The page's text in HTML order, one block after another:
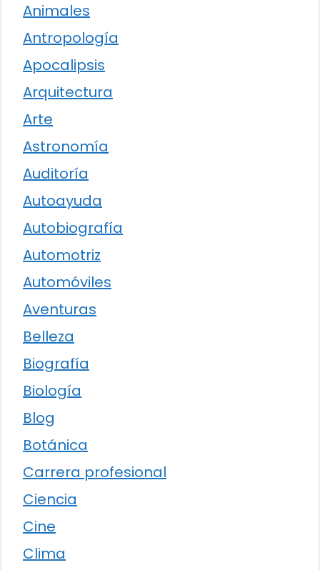
Animales
Antropología
Apocalipsis
Arquitectura
Arte
Astronomía
Auditoría
Autoayuda
Autobiografía
Automotriz
Automóviles
Aventuras
Belleza
Biografía
Biología
Blog
Botánica
Carrera profesional
Ciencia
Cine
Clima